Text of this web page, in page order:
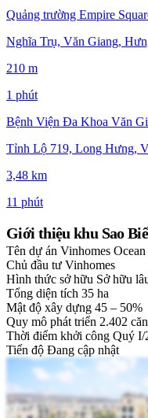
Quảng trường Empire
Nghĩa Trụ, Văn Giang,
210 m
1 phút
Bệnh Viện Đa Khoa Văn
Tỉnh Lộ 719, Long Hưng,
3,48 km
11 phút
Giới thiệu khu Sao
Tên dự án Vinhomes Ocean
Chủ đầu tư Vinhomes
Hình thức sở hữu Sở hữu
Tổng diện tích 35 ha
Mật độ xây dựng 45 – 50%
Quy mô phát triển 2.402
Thời điểm khởi công Quý I/
Tiến độ Đang cập nhật